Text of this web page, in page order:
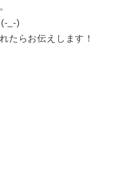
_-)
たらお伝えします！